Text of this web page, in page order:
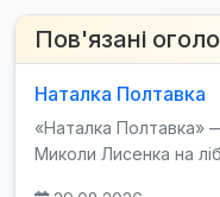
Пов'язані
Наталка Полтавка
«Наталка Полтавка»
Миколи Лисенка на